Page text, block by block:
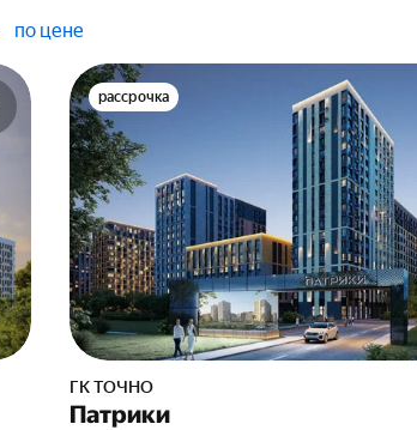
по цене
рассрочка
ГК ТОЧНО
Патрики